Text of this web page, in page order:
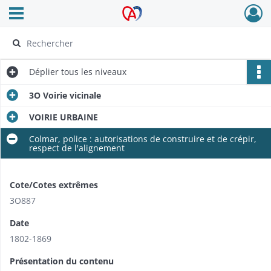
Archives Alsace - Colmar
Ouvrir le menu déroulant
Déplier tous les niveaux
3O Voirie vicinale
VOIRIE URBAINE
Colmar, police : autorisations de construire et de crépir,
respect de l'alignement
Cote/Cotes extrêmes
3O887
Date
1802-1869
Présentation du contenu